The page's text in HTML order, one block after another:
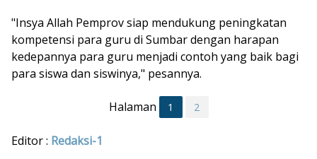
"Insya Allah Pemprov siap mendukung peningkatan
kompetensi para guru di Sumbar dengan harapan
kedepannya para guru menjadi contoh yang baik bagi
para siswa dan siswinya," pesannya.
Halaman 1 2
Editor : Redaksi-1